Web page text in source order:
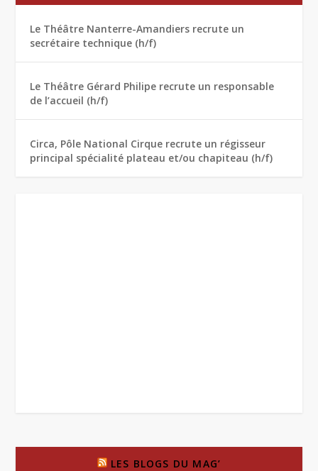
Le Théâtre Nanterre-Amandiers recrute un
secrétaire technique (h/f)
Le Théâtre Gérard Philipe recrute un responsable
de l’accueil (h/f)
Circa, Pôle National Cirque recrute un régisseur
principal spécialité plateau et/ou chapiteau (h/f)
LES BLOGS DU MAG’